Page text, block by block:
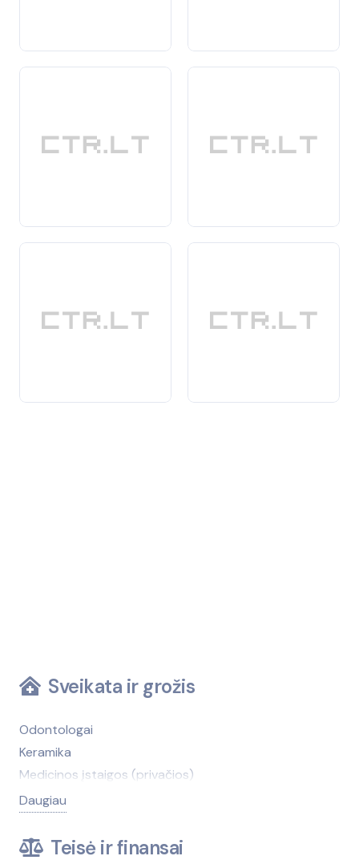
Sveikata ir grožis
Odontologai
Keramika
Medicinos įstaigos (privačios)
Medicinos įstaigos (viešosios)
Medicinos technika, įranga
Daugiau
Teisė ir finansai